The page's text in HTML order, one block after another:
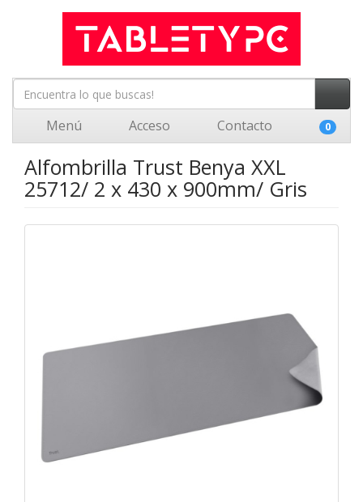
Menú Acceso Contacto 0
Alfombrilla Trust Benya XXL
25712/ 2 x 430 x 900mm/ Gris